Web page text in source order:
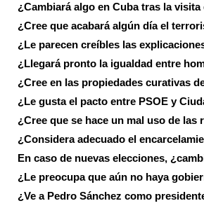
¿Cambiará algo en Cuba tras la visita
¿Cree que acabará algún día el
¿Le parecen creíbles las
¿Llegará pronto la igualdad entre
¿Cree en las propiedades curativas
¿Le gusta el pacto entre PSOE y
¿Cree que se hace un mal uso de las
¿Considera adecuado el
En caso de nuevas elecciones,
¿Le preocupa que aún no haya
¿Ve a Pedro Sánchez como